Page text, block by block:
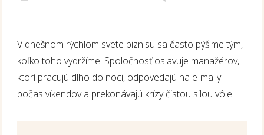
V dnešnom rýchlom svete biznisu sa často pýšime tým,
koľko toho vydržíme. Spoločnosť oslavuje manažérov,
ktorí pracujú dlho do noci, odpovedajú na e-maily
počas víkendov a prekonávajú krízy čistou silou vôle.